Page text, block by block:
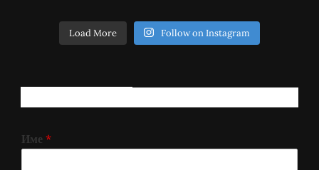
Load More Follow on Instagram
Име *